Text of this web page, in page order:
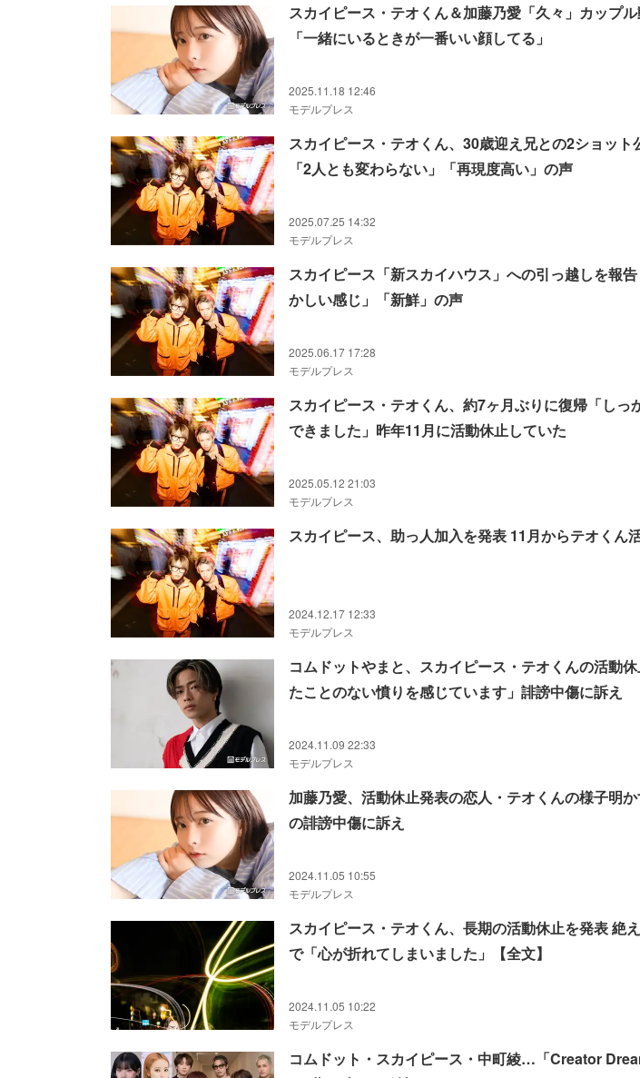
スカイピース・テオくん＆加藤乃愛「久々」カップル
「一緒にいるときが一番いい顔してる」
2025.11.18 12:46
モデルプレス
スカイピース・テオくん、30歳迎え兄との2ショット
「2人とも変わらない」「再現度高い」の声
2025.07.25 14:32
モデルプレス
スカイピース「新スカイハウス」への引っ越しを報
かしい感じ」「新鮮」の声
2025.06.17 17:28
モデルプレス
スカイピース・テオくん、約7ヶ月ぶりに復帰「しっ
できました」昨年11月に活動休止していた
2025.05.12 21:03
モデルプレス
スカイピース、助っ人加入を発表 11月からテオくん
2024.12.17 12:33
モデルプレス
コムドットやまと、スカイピース・テオくんの活動
たことのない憤りを感じています」誹謗中傷に訴え
2024.11.09 22:33
モデルプレス
加藤乃愛、活動休止発表の恋人・テオくんの様子明
の誹謗中傷に訴え
2024.11.05 10:55
モデルプレス
スカイピース・テオくん、長期の活動休止を発表 絶えない誹謗中傷・人間関係
で「心が折れてしまいました」【全文】
2024.11.05 10:22
モデルプレス
コムドット・スカイピース・中町綾…「Creator